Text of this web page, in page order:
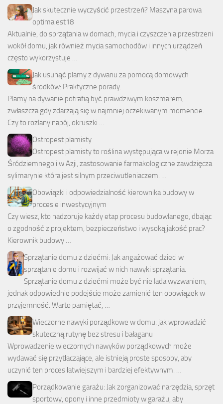
Jak skutecznie wyczyścić przestrzeń? Maszyna parowa
optima est18
Aktualnie, do sprzątania w domach, mycia i czyszczenia przestrzeni
wokół domu, jak również mycia samochodów i innych urządzeń
często wykorzystuje …
Jak usunąć plamy z dywanu za pomocą domowych
środków: Praktyczne porady.
Plamy na dywanie potrafią być prawdziwym koszmarem,
zwłaszcza gdy zdarzają się w najmniej oczekiwanym momencie.
Czy to rozlany napój, okruszki …
Ostropest plamisty
Ostropest plamisty to roślina występująca w rejonie Morza
Śródziemnego i w Azji, zastosowanie farmakologiczne zawdzięcza
sylimarynie która jest silnym przeciwutleniaczem. …
Obowiązki i odpowiedzialność kierownika budowy w
procesie inwestycyjnym
Czy wiesz, kto nadzoruje każdy etap procesu budowlanego, dbając
o zgodność z projektem, bezpieczeństwo i wysoką jakość prac?
Kierownik budowy …
Sprzątanie domu z dziećmi: Jak angażować dzieci w
sprzątanie domu i rozwijać w nich nawyki sprzątania.
Sprzątanie domu z dziećmi może być nie lada wyzwaniem,
jednak odpowiednie podejście może zamienić ten obowiązek w
przyjemność. Warto pamiętać, …
Wieczorne nawyki porządkowe w domu: jak wprowadzić
skuteczną rutynę bez stresu i bałaganu
Wprowadzenie wieczornych nawyków porządkowych może
wydawać się przytłaczające, ale istnieją proste sposoby, aby
uczynić ten proces łatwiejszym i bardziej efektywnym. …
Porządkowanie garażu: Jak zorganizować narzędzia, sprzęt
sportowy, opony i inne przedmioty w garażu, aby